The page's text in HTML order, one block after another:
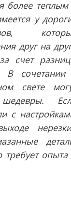
более
у
друг на
счет
В сочетании
свете
с
требует